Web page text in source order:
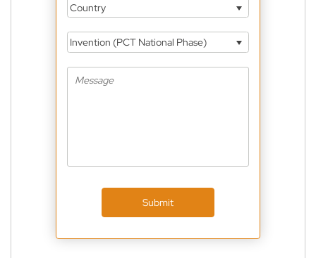
Country
Invention (PCT National Phase)
Submit